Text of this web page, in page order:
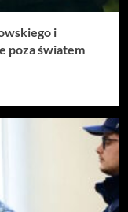
i
poza światem